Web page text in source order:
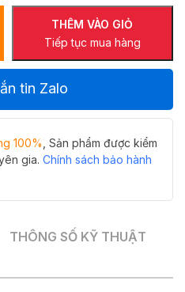
THÊM VÀO GIỎ
Tiếp tục mua hàng
tin Zalo
100% , Sản phẩm được kiểm
gia. Chính sách bảo hành
THÔNG SỐ KỸ THUẬT